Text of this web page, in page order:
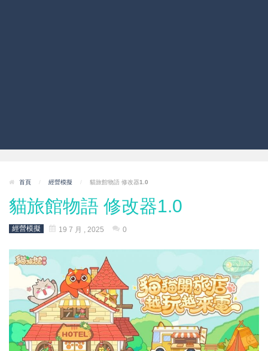
首頁 / 經營模擬 / 貓旅館物語 修改器1.0
貓旅館物語 修改器1.0
經營模擬 19 7 月 , 2025 0